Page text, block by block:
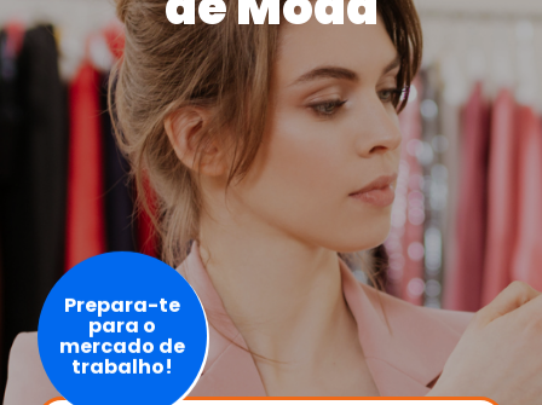
Prepara-te
para o
mercado de
trabalho!